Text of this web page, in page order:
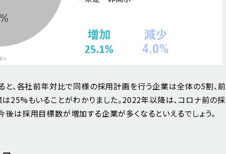
と、各社前年対比で同様の採用計画を行う企業は全体の5割、前
25%もいることがわかりました。2022年以降は、コロナ前の採
後は採用目標数が増加する企業が多くなるといえるでしょう。